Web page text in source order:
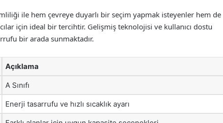
ile hem çevreye duyarlı bir seçim yapmak isteyenler hem de
için ideal bir tercihtir. Gelişmiş teknolojisi ve kullanıcı dostu
bir arada sunmaktadır.
Açıklama
A Sınıfı
Enerji tasarrufu ve hızlı sıcaklık ayarı